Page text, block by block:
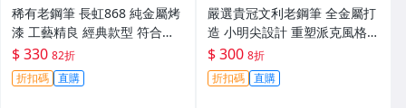
稀有老鋼筆 長虹868 純金屬烤
漆 工藝精良 經典款型 符合日
用與收藏 防滑筆握 重量適中
宜練字 護膽版 老鋼筆 收藏品
$ 330 82折
折扣碼 直購
嚴選貴冠文利老鋼筆 全金屬打
造 小明尖設計 重塑派克風格
時尚復古 專為國人量身打造 輕
便易握書寫更順手 久藏老庫存
銅金表面氧化痕跡 正常使用無
$ 300 8折
折扣碼 直購